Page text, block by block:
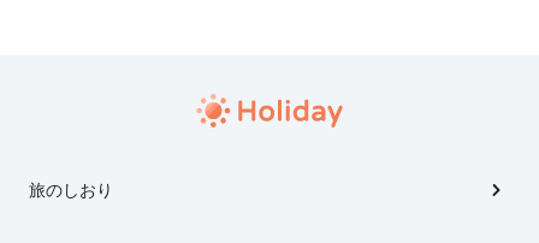
旅のしおり